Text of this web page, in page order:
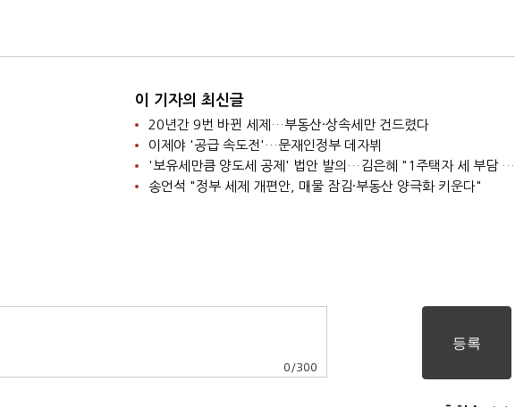
이 기자의 최신글
20년간 9번 바뀐 세제…부동산·상속세만 건드렸다
이제야 '공급 속도전'…문재인정부 데자뷔
'보유세만큼 양도세 공제' 법안 발의…김은혜 "1주택자 세 부담 완화"
송언석 "정부 세제 개편안, 매물 잠김·부동산 양극화 키운다"
0 /300